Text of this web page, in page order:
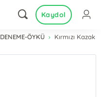
Kaydol
DENEME-ÖYKÜ Kırmızı Kazak